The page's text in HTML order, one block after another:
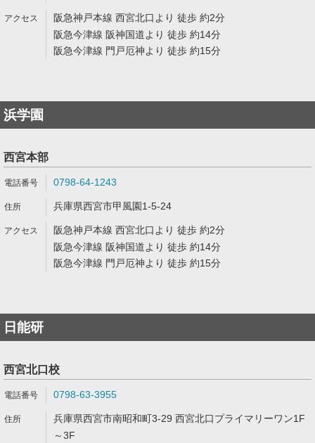
阪急神戸本線 西宮北口より 徒歩 約2分
阪急今津線 阪神国道より 徒歩 約14分
阪急今津線 門戸厄神より 徒歩 約15分
浜学園
西宮本部
0798-64-1243
兵庫県西宮市甲風園1-5-24
阪急神戸本線 西宮北口より 徒歩 約2分
阪急今津線 阪神国道より 徒歩 約14分
阪急今津線 門戸厄神より 徒歩 約15分
日能研
西宮北口校
0798-63-3955
兵庫県西宮市南昭和町3-29 西宮北口プライマリーワン1F
～3F